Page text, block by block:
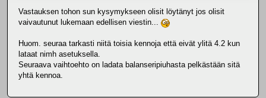
Vastauksen tohon sun kysymykseen olisit löytänyt jos olisit
vaivautunut lukemaan edellisen viestin...
Huom. seuraa tarkasti niitä toisia kennoja että eivät ylitä 4.2 kun
lataat nimh asetuksella.
Seuraava vaihtoehto on ladata balanseripiuhasta pelkästään sitä
yhtä kennoa.